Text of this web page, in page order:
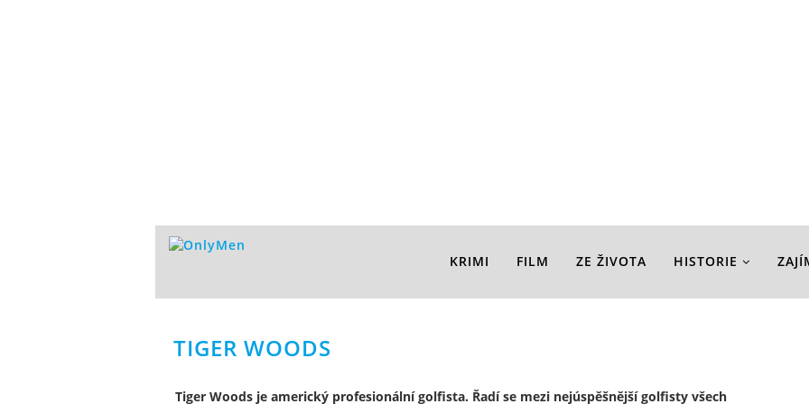
KRIMI FILM ZE ŽIVOTA HISTORIE
TIGER WOODS
Tiger Woods je americký profesionální golfista. Řadí se mezi nejúspěšnější golfisty všech